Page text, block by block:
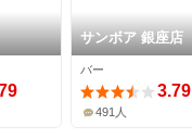
サンボア 銀座店
バー
3.79
491人